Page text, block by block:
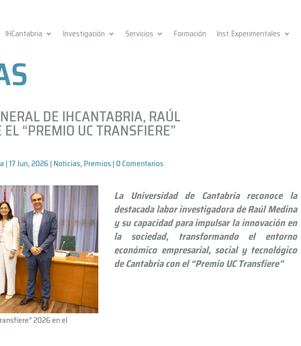
IHCantabria Investigación Servicios Formación Inst. Experimentales
DE IHCANTABRIA, RAÚL
“PREMIO UC TRANSFIERE”
|17 Jun, 2026| Noticias, Premios| 0 Comentarios
2026 en el
La Universidad de Cantabria reconoce la
destacada labor investigadora de Raúl Medina
y su capacidad para impulsar la innovación en
la sociedad, transformando el entorno
económico empresarial, social y tecnológico
de Cantabria con el “Premio UC Transfiere”